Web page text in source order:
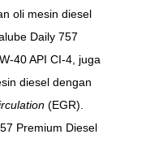
oli mesin diesel
Daily 757
40 API CI-4, juga
diesel dengan
(EGR).
Premium Diesel